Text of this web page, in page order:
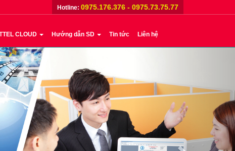
Hotline: 0975.176.376 - 0975.73.75.77
CLOUD Hướng dẫn SD Tin tức Liên hệ